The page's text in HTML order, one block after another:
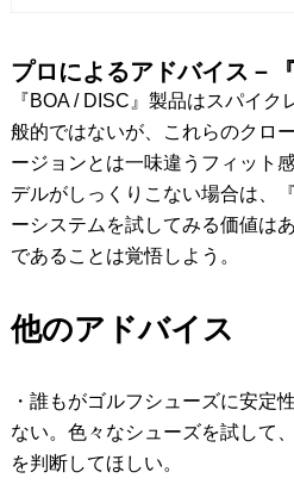
プロによるアドバイス－
『BOA / DISC』製品はスパイ
般的ではないが、これらのクロ
ージョンとは一味違うフィット
デルがしっくりこない場合は、
ーシステムを試してみる価値は
であることは覚悟しよう。
他のアドバイス
・誰もがゴルフシューズに安定
ない。色々なシューズを試して
を判断してほしい。